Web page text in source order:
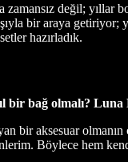
zamansız değil;
bir araya
hazırladık.
bir bağ olmalı?
bir aksesuar
Böylece hem